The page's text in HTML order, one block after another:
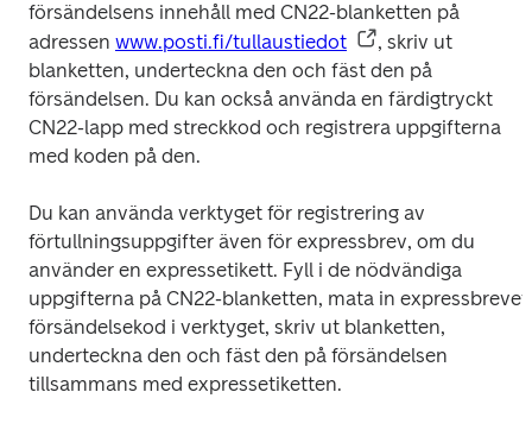
försändelsens innehåll med CN22-blanketten på
adressen www.posti.fi/tullaustiedot
, skriv ut
blanketten, underteckna den och fäst den på
försändelsen. Du kan också använda en färdigtryckt
CN22-lapp med streckkod och registrera uppgifterna
med koden på den.
Du kan använda verktyget för registrering av
förtullningsuppgifter även för expressbrev, om du
använder en expressetikett. Fyll i de nödvändiga
uppgifterna på CN22-blanketten, mata in
försändelsekod i verktyget, skriv ut blanketten,
underteckna den och fäst den på försändelsen
tillsammans med expressetiketten.